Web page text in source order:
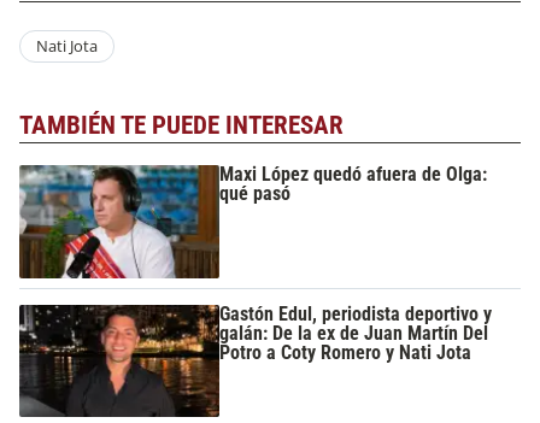
Nati Jota
TAMBIÉN TE PUEDE INTERESAR
Maxi López quedó afuera de Olga:
qué pasó
Gastón Edul, periodista deportivo y
galán: De la ex de Juan Martín Del
Potro a Coty Romero y Nati Jota